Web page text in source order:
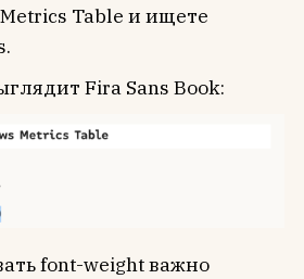
Table и ищете
Fira Sans Book:
font-weight важно